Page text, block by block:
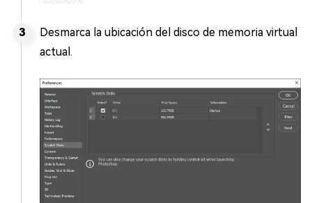
Desmarca la ubicación del disco de memoria virtual
actual.